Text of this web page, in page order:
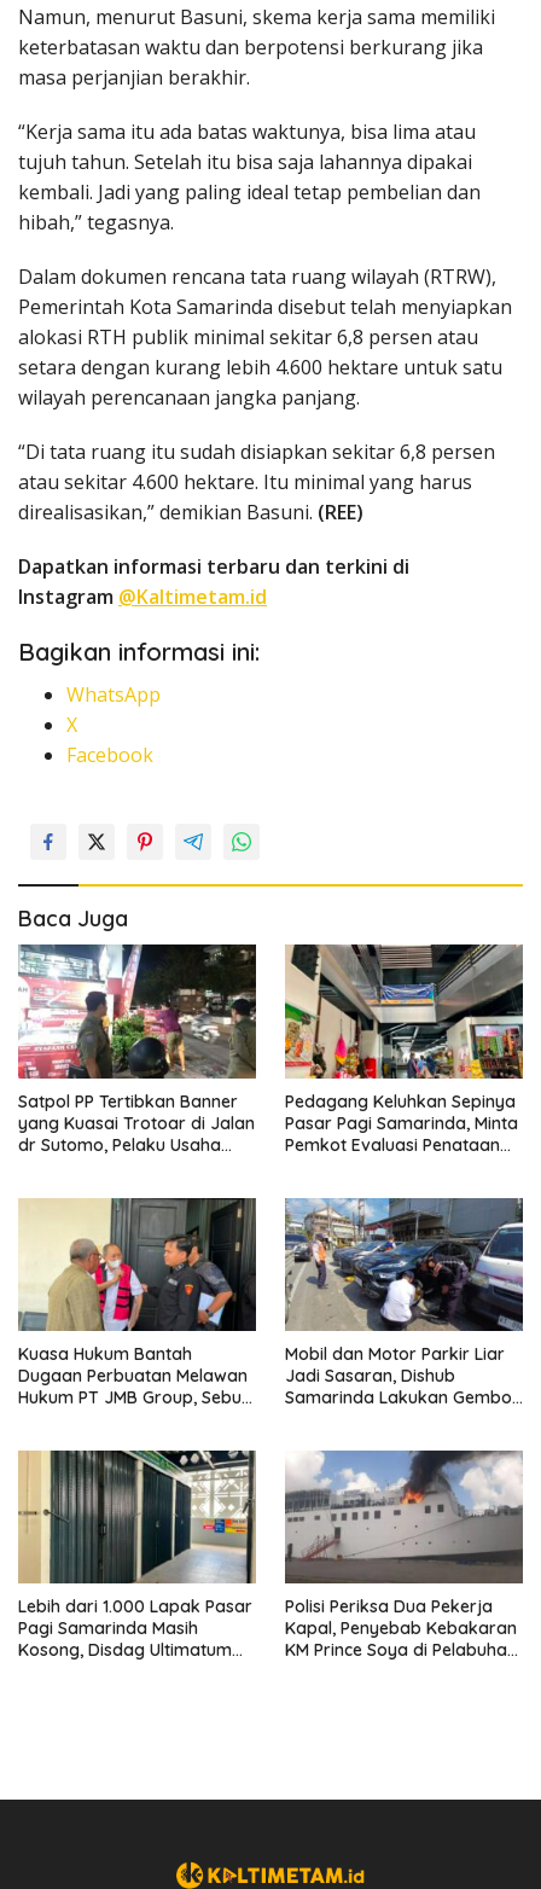
Namun, menurut Basuni, skema kerja sama memiliki
keterbatasan waktu dan berpotensi berkurang jika
masa perjanjian berakhir.
“Kerja sama itu ada batas waktunya, bisa lima atau
tujuh tahun. Setelah itu bisa saja lahannya dipakai
kembali. Jadi yang paling ideal tetap pembelian dan
hibah,” tegasnya.
Dalam dokumen rencana tata ruang wilayah (RTRW),
Pemerintah Kota Samarinda disebut telah menyiapkan
alokasi RTH publik minimal sekitar 6,8 persen atau
setara dengan kurang lebih 4.600 hektare untuk satu
wilayah perencanaan jangka panjang.
“Di tata ruang itu sudah disiapkan sekitar 6,8 persen
atau sekitar 4.600 hektare. Itu minimal yang harus
direalisasikan,” demikian Basuni. (REE)
Dapatkan informasi terbaru dan terkini di
Instagram @Kaltimetam.id
Bagikan informasi ini:
WhatsApp
X
Facebook
Baca Juga
Satpol PP Tertibkan Banner
yang Kuasai Trotoar di Jalan
dr Sutomo, Pelaku Usaha
Pedagang Keluhkan Sepinya
Pasar Pagi Samarinda, Minta
Pemkot Evaluasi Penataan
Kuasa Hukum Bantah
Dugaan Perbuatan Melawan
Hukum PT JMB Group, Sebut
Mobil dan Motor Parkir Liar
Jadi Sasaran, Dishub
Samarinda Lakukan Gembok
Lebih dari 1.000 Lapak Pasar
Pagi Samarinda Masih
Kosong, Disdag Ultimatum
Polisi Periksa Dua Pekerja
Kapal, Penyebab Kebakaran
KM Prince Soya di Pelabuhan